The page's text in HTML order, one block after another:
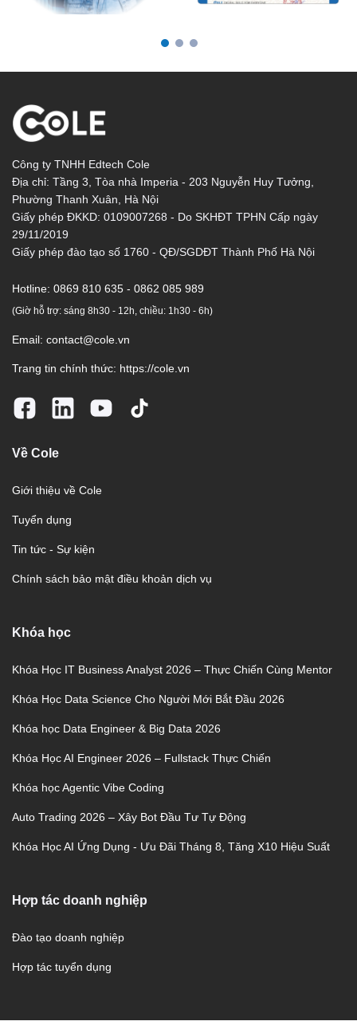
Công ty TNHH Edtech Cole
Địa chỉ: Tầng 3, Tòa nhà Imperia - 203 Nguyễn Huy Tưởng,
Phường Thanh Xuân, Hà Nội
Giấy phép ĐKKD: 0109007268 - Do SKHĐT TPHN Cấp ngày
29/11/2019
Giấy phép đào tạo số 1760 - QĐ/SGDĐT Thành Phố Hà Nội
Hotline: 0869 810 635 - 0862 085 989
(Giờ hỗ trợ: sáng 8h30 - 12h, chiều: 1h30 - 6h)
Email: contact@cole.vn
Trang tin chính thức: https://cole.vn
Về Cole
Giới thiệu về Cole
Tuyển dụng
Tin tức - Sự kiện
Chính sách bảo mật điều khoản dịch vụ
Khóa học
Khóa Học IT Business Analyst 2026 – Thực Chiến Cùng Mentor
Khóa Học Data Science Cho Người Mới Bắt Đầu 2026
Khóa học Data Engineer & Big Data 2026
Khóa Học AI Engineer 2026 – Fullstack Thực Chiến
Khóa học Agentic Vibe Coding
Auto Trading 2026 – Xây Bot Đầu Tư Tự Động
Khóa Học AI Ứng Dụng - Ưu Đãi Tháng 8, Tăng X10 Hiệu Suất
Hợp tác doanh nghiệp
Đào tạo doanh nghiệp
Hợp tác tuyển dụng